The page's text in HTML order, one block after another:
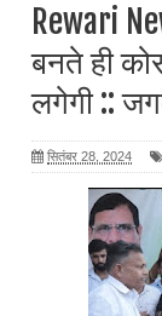
Rewari
बनते ही
लगेगी ::
सितंबर 28, 2024